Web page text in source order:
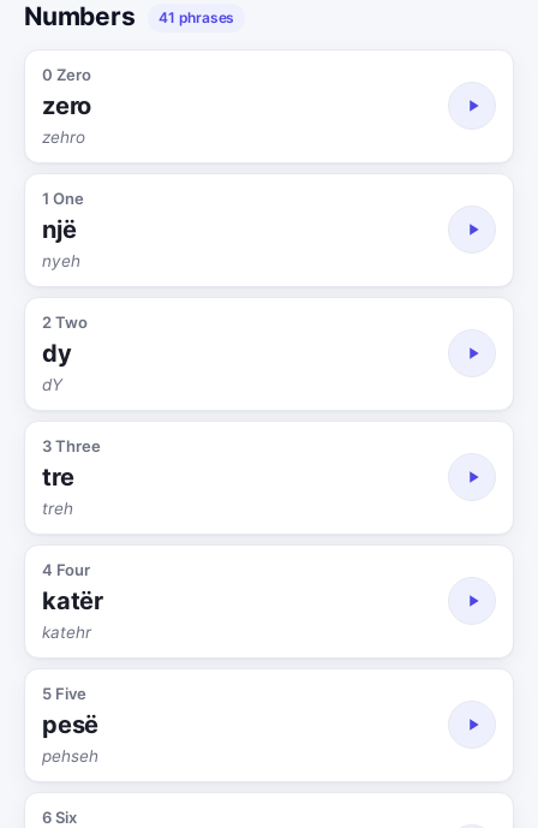
Numbers 41 phrases
0 Zero
zero
zehro
1 One
një
nyeh
2 Two
dy
dY
3 Three
tre
treh
4 Four
katër
katehr
5 Five
pesë
pehseh
6 Six